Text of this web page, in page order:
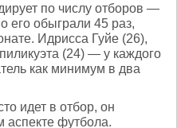
по числу отборов —
его обыграли 45 раз,
Идрисса Гуйе (26),
(24) — у каждого
как минимум в два
идет в отбор, он
аспекте футбола.